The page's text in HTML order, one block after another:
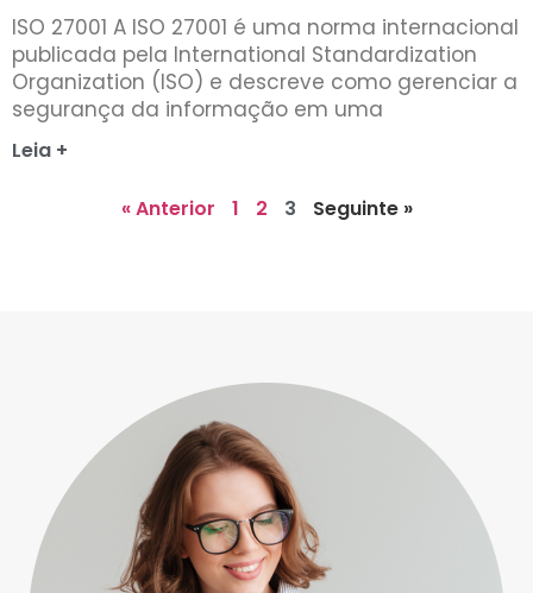
ISO 27001 A ISO 27001 é uma norma internacional
publicada pela International Standardization
Organization (ISO) e descreve como gerenciar a
segurança da informação em uma
Leia +
« Anterior 1 2 3 Seguinte »